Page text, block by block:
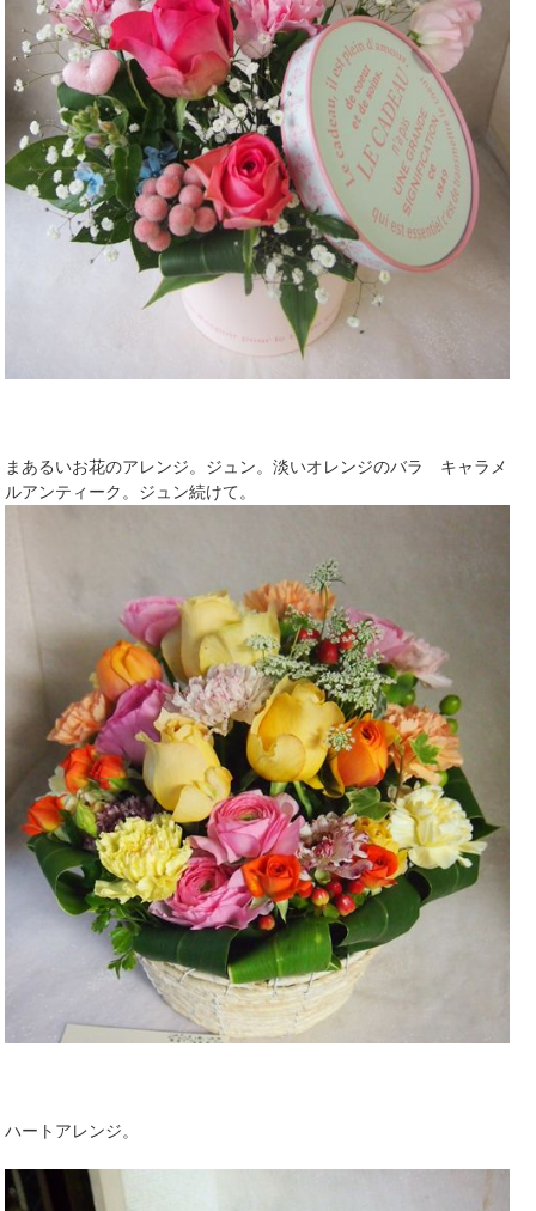
まあるいお花のアレンジ。ジュン。淡いオレンジのバラ キャラメ
ルアンティーク。ジュン続けて。
ハートアレンジ。